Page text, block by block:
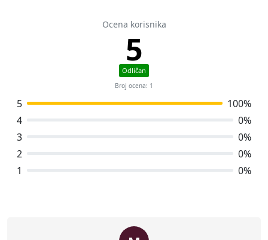
Ocena korisnika
5
Odličan
Broj ocena: 1
5
100%
4
0%
3
0%
2
0%
1
0%